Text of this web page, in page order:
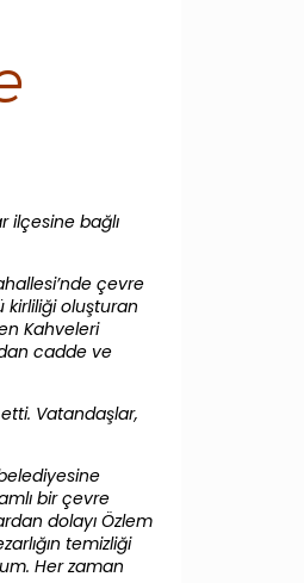
ilçesine bağlı
çevre
kirliliği oluşturan
Kahveleri
cadde ve
Vatandaşlar,
bir çevre
dolayı Özlem
temizliği
Her zaman